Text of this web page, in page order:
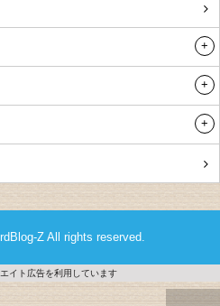
Z All rights reserved.
イト広告を利用しています